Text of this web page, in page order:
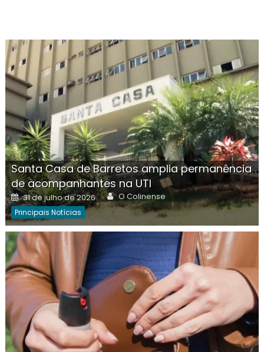
Santa Casa de Barretos amplia permanência
de acompanhantes na UTI
Posted
on
31 de julho de 2026 Author
O Colinense
Principais Notícias